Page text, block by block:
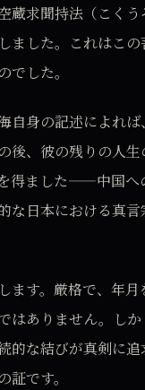
求聞持法（こくう
した。これはこの
でした。
自身の記述によれ
後、彼の残りの人
得ました——中国へ
な日本における真言
ます。厳格で、年
はありません。しか
的な結びが真剣に
証です。